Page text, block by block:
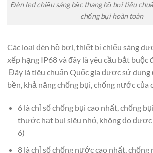
Đèn led chiếu sáng bậc thang hồ bơi tiêu
chống bụi hoàn toàn
Các loại đèn hồ bơi, thiết bị chiếu sáng
xếp hạng IP68 và đây là yêu cầu bắt buộc
Đây là tiêu chuẩn Quốc gia được sử dụng
bền, khả năng chống bụi, chống nước của
6 là chỉ số chống bụi cao nhất, chống
thước hạt bụi siêu nhỏ, không đo được
6)
8 là chỉ số chống nước cao nhất,